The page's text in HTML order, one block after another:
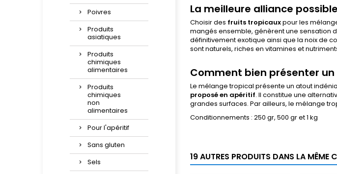
Poivres
Produits
asiatiques
Produits
chimiques
alimentaires
Produits
chimiques
non
alimentaires
Pour l'apéritif
Sans gluten
Sels
La meilleure alliance
Choisir des fruits tropicauxpour les
mangés ensemble, génèrent une sensation
définitivement exotique ainsi que la noix de
sont naturels, riches en vitamines et
Comment bien présenter
Le mélange tropical présente un atout
proposé en apéritif. Il constitue une
grandes surfaces. Par ailleurs, le mélange
Conditionnements : 250 gr, 500 gr et 1 kg
19 AUTRES PRODUITS DANS LA MÊME